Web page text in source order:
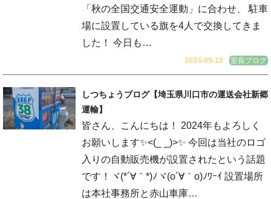
「秋の全国交通安全運動」に合わせ、 駐車
場に設置している旗を4人で交換してきま
した！ 今日も…
2024-09-18 室長ブログ
しつちょうブログ【埼玉県川口市の運送会社新郷
運輸】
皆さん、こんにちは！ 2024年もよろしく
お願いします✨<(_ _)>✨ 今回は当社のロゴ
入りの自動販売機が設置されたという話題
です！ヾ(*´∀｀*)ﾉヾ(o´∀｀o)ﾉﾜｰｲ 設置場所
は本社事務所と赤山車庫…